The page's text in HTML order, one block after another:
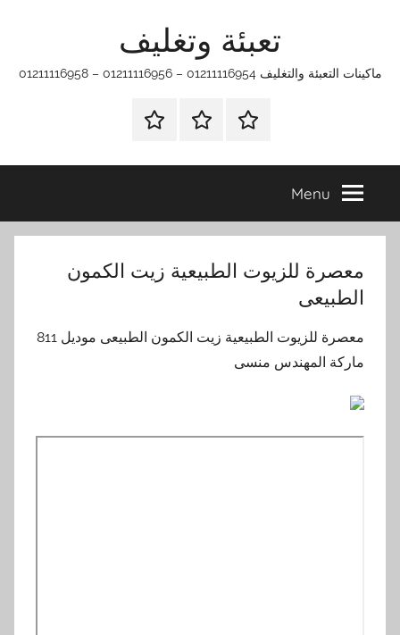
تعبئة وتغليف
ماكينات التعبئة والتغليف 01211116954 – 01211116956 – 01211116958
الرئيسيةماكينات
وتغليف
اتـصـل
في
التي
Menu
معصرة للزيوت الطبيعية زيت الكمون
الطبيعى
معصرة للزيوت الطبيعية زيت الكمون الطبيعى موديل 811
ماركة المهندس منسى